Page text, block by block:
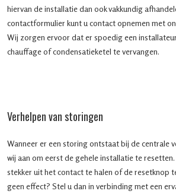
hiervan de installatie dan ook vakkundig
contactformulier kunt u contact opnemen met
Wij zorgen ervoor dat er spoedig een
chauffage of condensatieketel te vervangen.
Verhelpen van storingen
Wanneer er een storing ontstaat bij de centrale
wij aan om eerst de gehele installatie te
stekker uit het contact te halen of de resetknop
geen effect? Stel u dan in verbinding met een